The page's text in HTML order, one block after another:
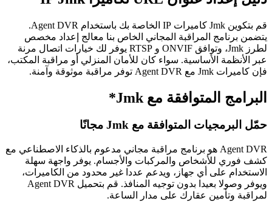
قم بتكوين Jmk كاميرات IP الخاصة بك باستخدام Agent DVR.
يتضمن برنامج المراقبة المجاني الخاص بنا معالج إعداد مخصص
لطرز Jmk، وتوافق ONVIF و RTSP يوفر لك خيارات اتصال مرنة
عبر الأنظمة الأساسية. سواء كان للأمان المنزلي أو مراقبة المكتب،
فإن كاميرات Jmk مع Agent DVR توفر مراقبة موثوقة وآمنة.
البرامج المتوافقة مع Jmk*
حمّل البرمجيات المتوافقة مع Jmk مجانًا
Agent DVR هو برنامج مراقبة مجاني مدعوم بالذكاء الاصطناعي مع
كشف فوري للأشخاص والمركبات والأجسام. يوفر واجهة سهلة
الاستخدام على أي جهاز، ويدعم عددا غير محدود من الكاميرات،
ويوفر وصولا بعيدا بدون توجيه المنافذ. قم بتحميل Agent DVR
لمراقبة وتأمين عقارك على مدار الساعة.